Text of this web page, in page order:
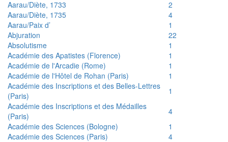
Aarau/Diète, 1733
2
Aarau/Diète, 1735
4
Aarau/Paix d’
1
Abjuration
22
Absolutisme
1
Académie des Apatistes (Florence)
1
Académie de l'Arcadie (Rome)
1
Académie de l'Hôtel de Rohan (Paris)
1
Académie des Inscriptions et des Belles-Lettres
(Paris)
1
Académie des Inscriptions et des Médailles
(Paris)
4
Académie des Sciences (Bologne)
1
Académie des Sciences (Paris)
4